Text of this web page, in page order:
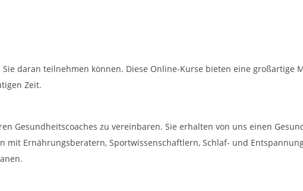
daran teilnehmen können. Diese Online-Kurse bieten eine großartige
Zeit.
Gesundheitscoaches zu vereinbaren. Sie erhalten von uns einen
mit Ernährungsberatern, Sportwissenschaftlern, Schlaf- und